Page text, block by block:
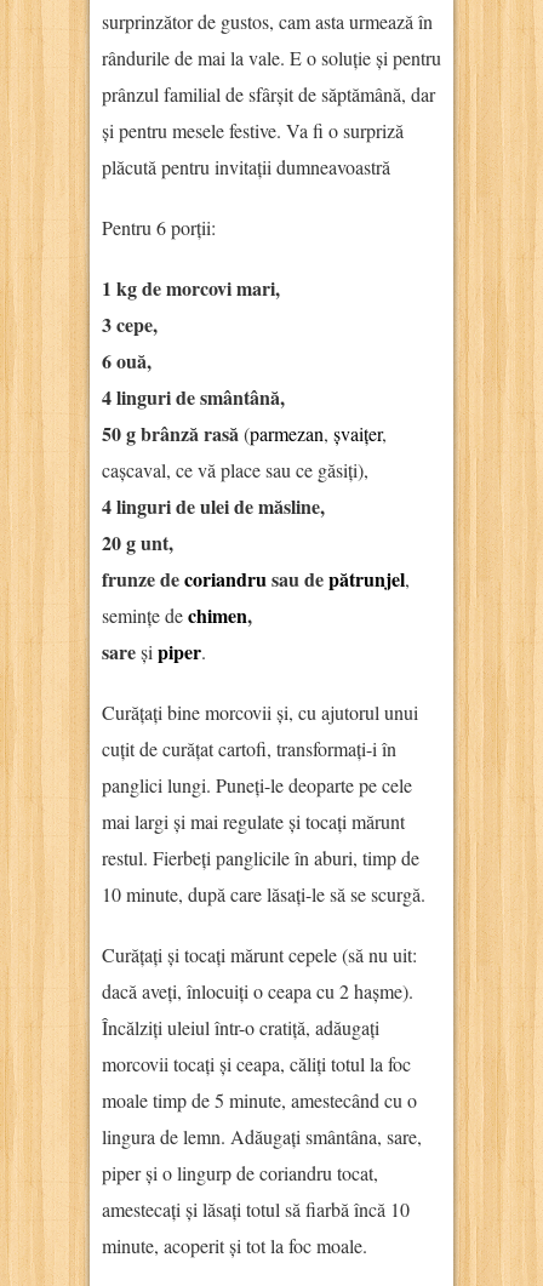
surprinzător de gustos, cam asta urmează în
rândurile de mai la vale. E o soluție și pentru
prânzul familial de sfârșit de săptămână, dar
și pentru mesele festive. Va fi o surpriză
plăcută pentru invitații dumneavoastră
Pentru 6 porții:
1 kg de morcovi mari,
3 cepe,
6 ouă,
4 linguri de smântână,
50 g brânză rasă(parmezan, șvaițer,
cașcaval, ce vă place sau ce găsiți),
4 linguri de ulei de măsline,
20 g unt,
frunze decoriandrusau depătrunjel,
semințe dechimen,
sareșipiper.
Curățați bine morcovii și, cu ajutorul unui
cuțit de curățat cartofi, transformați-i în
panglici lungi. Puneți-le deoparte pe cele
mai largi și mai regulate și tocați mărunt
restul. Fierbeți panglicile în aburi, timp de
10 minute, după care lăsați-le să se scurgă.
Curățați și tocați mărunt cepele (să nu uit:
dacă aveți, înlocuiți o ceapa cu 2 hașme).
Încălziți uleiul într-o cratiță, adăugați
morcovii tocați și ceapa, căliți totul la foc
moale timp de 5 minute, amestecând cu o
lingura de lemn. Adăugați smântâna, sare,
piper și o lingurp de coriandru tocat,
amestecați și lăsați totul să fiarbă încă 10
minute, acoperit și tot la foc moale.